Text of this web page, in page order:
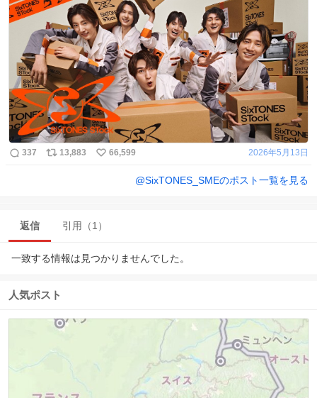
337 13,883 66,599 2026年5月13日
@SixTONES_SMEのポスト一覧を見る
返信 引用（1）
一致する情報は見つかりませんでした。
人気ポスト